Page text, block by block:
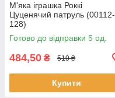
М'яка іграшка Роккі
Цуценячий патруль (00112-
128)
Готово до відправки 5 од.
484,50 ₴ 510 ₴
Купити